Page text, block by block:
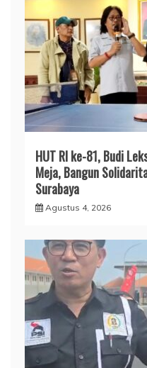
HUT RI ke-81, Budi
Meja, Bangun
Surabaya
Agustus 4, 2026